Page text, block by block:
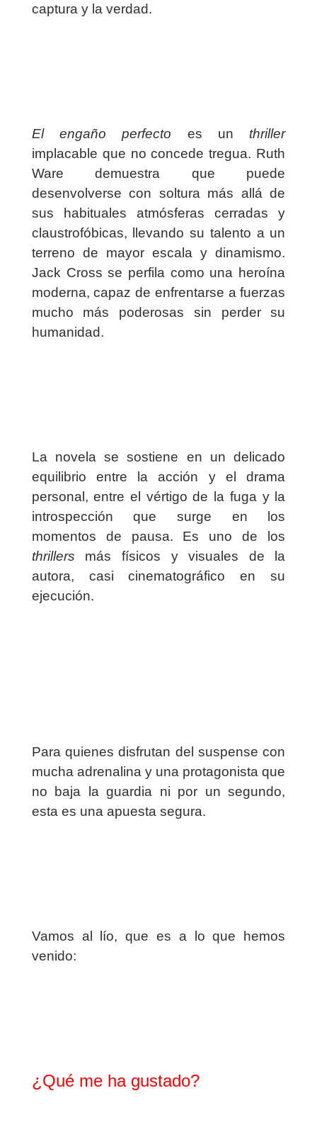
captura y la verdad.
El engaño perfecto es un thriller
implacable que no concede tregua. Ruth
Ware demuestra que puede
desenvolverse con soltura más allá de
sus habituales atmósferas cerradas y
claustrofóbicas, llevando su talento a un
terreno de mayor escala y dinamismo.
Jack Cross se perfila como una heroína
moderna, capaz de enfrentarse a fuerzas
mucho más poderosas sin perder su
humanidad.
La novela se sostiene en un delicado
equilibrio entre la acción y el drama
personal, entre el vértigo de la fuga y la
introspección que surge en los
momentos de pausa. Es uno de los
thrillers más físicos y visuales de la
autora, casi cinematográfico en su
ejecución.
Para quienes disfrutan del suspense con
mucha adrenalina y una protagonista que
no baja la guardia ni por un segundo,
esta es una apuesta segura.
Vamos al lío, que es a lo que hemos
venido:
¿Qué me ha gustado?